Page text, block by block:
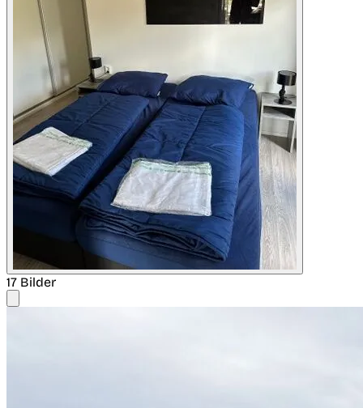
17 Bilder